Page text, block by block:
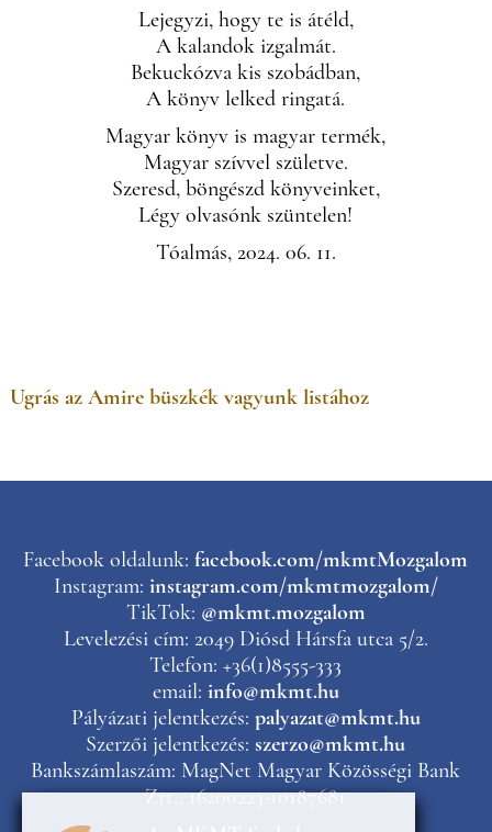
Lejegyzi, hogy te is átéld,
A kalandok izgalmát.
Bekuckózva kis szobádban,
A könyv lelked ringatá.
Magyar könyv is magyar termék,
Magyar szívvel születve.
Szeresd, böngészd könyveinket,
Légy olvasónk szüntelen!
Tóalmás, 2024. 06. 11.
Ugrás az Amire büszkék vagyunk listához
Facebook oldalunk:facebook.com/mkmtMozgalom
Instagram: instagram.com/mkmtmozgalom/
TikTok: @mkmt.mozgalom
Levelezési cím: 2049 Diósd Hársfa utca 5/2.
Telefon: +36(1)8555-333
email: info@mkmt.hu
Pályázati jelentkezés: palyazat@mkmt.hu
Szerzői jelentkezés:szerzo@mkmt.hu
Bankszámlaszám: MagNet Magyar Közösségi Bank
Zrt., 16200223-10187681